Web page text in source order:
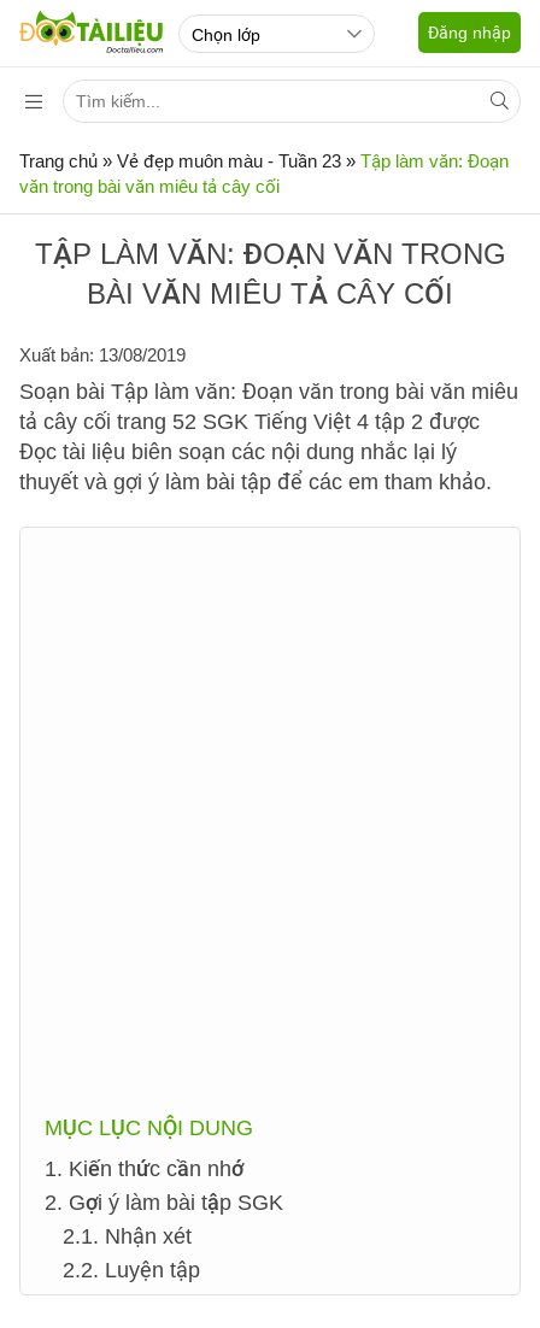
Đăng nhập
Trang chủ » Vẻ đẹp muôn màu - Tuần 23 » Tập làm văn: Đoạn
văn trong bài văn miêu tả cây cối
TẬP LÀM VĂN: ĐOẠN VĂN TRONG
BÀI VĂN MIÊU TẢ CÂY CỐI
Xuất bản: 13/08/2019
Soạn bài Tập làm văn: Đoạn văn trong bài văn miêu
tả cây cối trang 52 SGK Tiếng Việt 4 tập 2 được
Đọc tài liệu biên soạn các nội dung nhắc lại lý
thuyết và gợi ý làm bài tập để các em tham khảo.
MỤC LỤC NỘI DUNG
1. Kiến thức cần nhớ
2. Gợi ý làm bài tập SGK
2.1. Nhận xét
2.2. Luyện tập